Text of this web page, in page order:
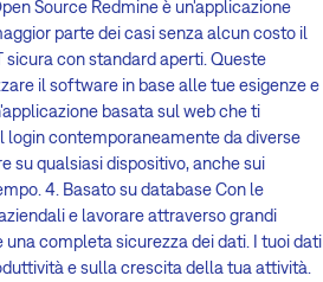
Source Redmine è un'applicazione
parte dei casi senza alcun costo il
con standard aperti. Queste
il software in base alle tue esigenze e
basata sul web che ti
contemporaneamente da diverse
su qualsiasi dispositivo, anche sui
4. Basato su database Con le
e lavorare attraverso grandi
completa sicurezza dei dati. I tuoi dati
e sulla crescita della tua attività.